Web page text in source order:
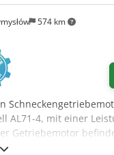
574 km
AL71-4, mit einer
Getriebemotor